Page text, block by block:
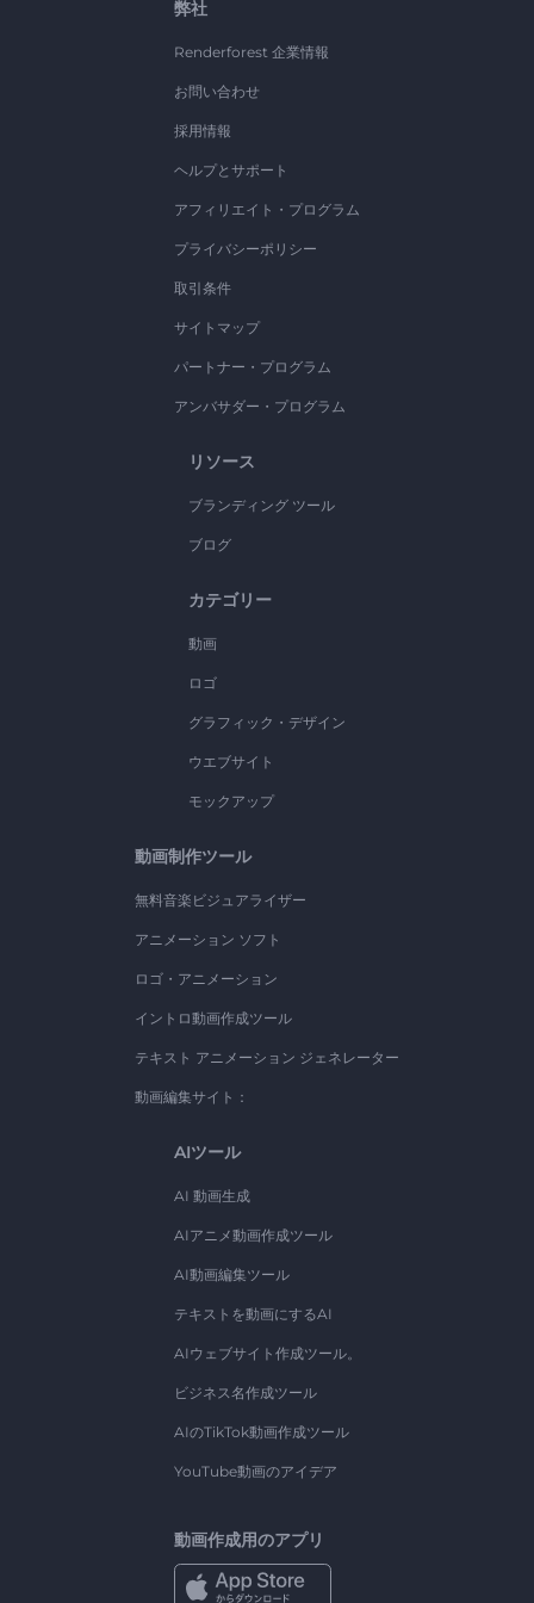
弊社
Renderforest 企業情報
お問い合わせ
採用情報
ヘルプとサポート
アフィリエイト・プログラム
プライバシーポリシー
取引条件
サイトマップ
パートナー・プログラム
アンバサダー・プログラム
リソース
ブランディング ツール
ブログ
カテゴリー
動画
ロゴ
グラフィック・デザイン
ウエブサイト
モックアップ
動画制作ツール
無料音楽ビジュアライザー
アニメーション ソフト
ロゴ・アニメーション
イントロ動画作成ツール
テキスト アニメーション ジェネレーター
動画編集サイト：
AIツール
AI 動画生成
AIアニメ動画作成ツール
AI動画編集ツール
テキストを動画にするAI
AIウェブサイト作成ツール。
ビジネス名作成ツール
AIのTikTok動画作成ツール
YouTube動画のアイデア
動画作成用のアプリ